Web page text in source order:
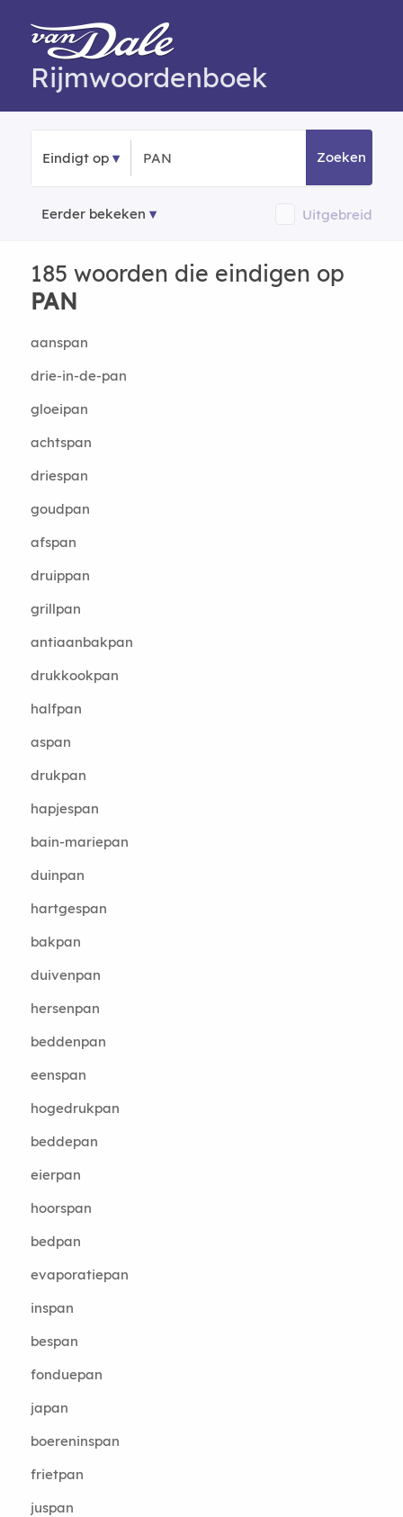
Rijmwoordenboek
Eindigt op Zoeken
Eerder bekeken Uitgebreid
185 woorden die eindigen op
PAN
aanspan
drie-in-de-pan
gloeipan
achtspan
driespan
goudpan
afspan
druippan
grillpan
antiaanbakpan
drukkookpan
halfpan
aspan
drukpan
hapjespan
bain-mariepan
duinpan
hartgespan
bakpan
duivenpan
hersenpan
beddenpan
eenspan
hogedrukpan
beddepan
eierpan
hoorspan
bedpan
evaporatiepan
inspan
bespan
fonduepan
japan
boereninspan
frietpan
juspan